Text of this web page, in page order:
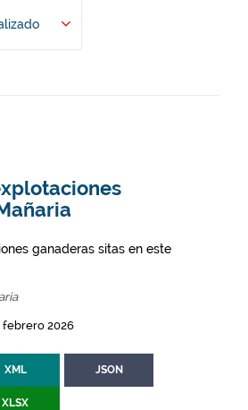
ganaderas sitas en este
febrero 2026
XML JSON
XLSX